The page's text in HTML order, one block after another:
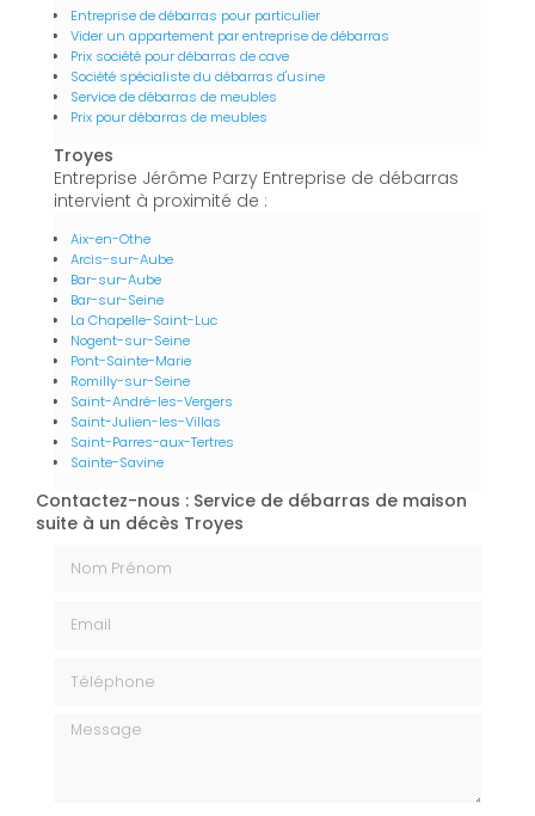
Entreprise de débarras pour particulier
Vider un appartement par entreprise de débarras
Prix société pour débarras de cave
Société spécialiste du débarras d'usine
Service de débarras de meubles
Prix pour débarras de meubles
Troyes
Entreprise Jérôme Parzy Entreprise de débarras
intervient à proximité de :
Aix-en-Othe
Arcis-sur-Aube
Bar-sur-Aube
Bar-sur-Seine
La Chapelle-Saint-Luc
Nogent-sur-Seine
Pont-Sainte-Marie
Romilly-sur-Seine
Saint-André-les-Vergers
Saint-Julien-les-Villas
Saint-Parres-aux-Tertres
Sainte-Savine
Contactez-nous : Service de débarras de maison
suite à un décès Troyes
Message